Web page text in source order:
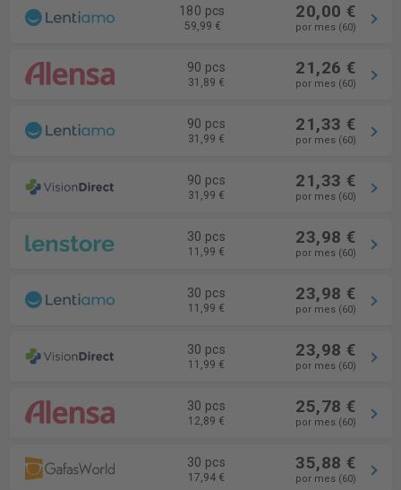
180 pcs
59,99 €
20,00 €
por mes (60)
90 pcs
31,89 €
21,26 €
por mes (60)
90 pcs
31,99 €
21,33 €
por mes (60)
90 pcs
31,99 €
21,33 €
por mes (60)
30 pcs
11,99 €
23,98 €
por mes (60)
30 pcs
11,99 €
23,98 €
por mes (60)
30 pcs
11,99 €
23,98 €
por mes (60)
30 pcs
12,89 €
25,78 €
por mes (60)
30 pcs
17,94 €
35,88 €
por mes (60)